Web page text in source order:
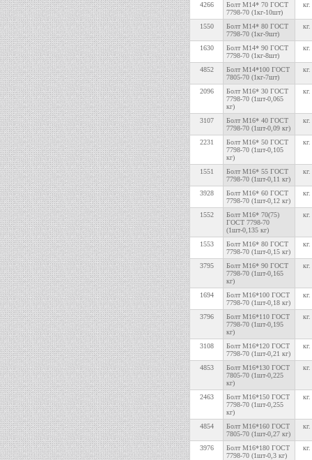
4266
Болт М14* 70 ГОСТ
7798-70 (1кг-10шт)
кг.
1550
Болт М14* 80 ГОСТ
7798-70 (1кг-9шт)
кг.
1630
Болт М14* 90 ГОСТ
7798-70 (1кг-8шт)
кг.
4852
Болт М14*100 ГОСТ
7805-70 (1кг-7шт)
кг.
2096
Болт М16* 30 ГОСТ
7798-70 (1шт-0,065
кг)
кг.
3107
Болт М16* 40 ГОСТ
7798-70 (1шт-0,09 кг)
кг.
2231
Болт М16* 50 ГОСТ
7798-70 (1шт-0,105
кг)
кг.
1551
Болт М16* 55 ГОСТ
7798-70 (1шт-0,11 кг)
кг.
3928
Болт М16* 60 ГОСТ
7798-70 (1шт-0,12 кг)
кг.
1552
Болт М16* 70(75)
ГОСТ 7798-70
(1шт-0,135 кг)
кг.
1553
Болт М16* 80 ГОСТ
7798-70 (1шт-0,15 кг)
кг.
3795
Болт М16* 90 ГОСТ
7798-70 (1шт-0,165
кг)
кг.
1694
Болт М16*100 ГОСТ
7798-70 (1шт-0,18 кг)
кг.
3796
Болт М16*110 ГОСТ
7798-70 (1шт-0,195
кг)
кг.
3108
Болт М16*120 ГОСТ
7798-70 (1шт-0,21 кг)
кг.
4853
Болт М16*130 ГОСТ
7805-70 (1шт-0,225
кг)
кг.
2463
Болт М16*150 ГОСТ
7798-70 (1шт-0,255
кг)
кг.
4854
Болт М16*160 ГОСТ
7805-70 (1шт-0,27 кг)
кг.
3976
Болт М16*180 ГОСТ
7798-70 (1шт-0,3 кг)
кг.